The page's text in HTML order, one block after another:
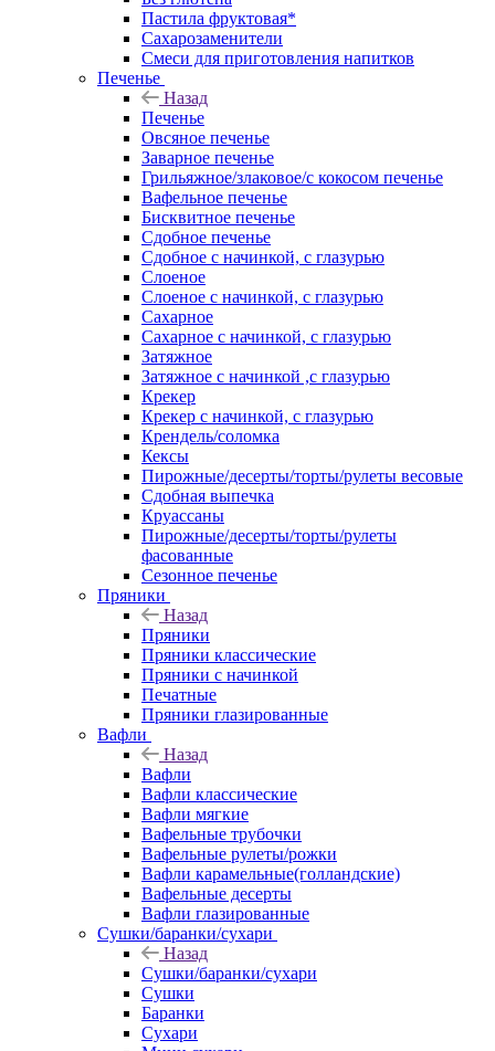
Пастила фруктовая*
Сахарозаменители
Смеси для приготовления напитков
Печенье
Назад
Печенье
Овсяное печенье
Заварное печенье
Грильяжное/злаковое/с кокосом печенье
Вафельное печенье
Бисквитное печенье
Сдобное печенье
Сдобное с начинкой, с глазурью
Слоеное
Слоеное с начинкой, с глазурью
Сахарное
Сахарное с начинкой, с глазурью
Затяжное
Затяжное с начинкой ,с глазурью
Крекер
Крекер с начинкой, с глазурью
Крендель/соломка
Кексы
Пирожные/десерты/торты/рулеты весовые
Сдобная выпечка
Круассаны
Пирожные/десерты/торты/рулеты
фасованные
Сезонное печенье
Пряники
Назад
Пряники
Пряники классические
Пряники с начинкой
Печатные
Пряники глазированные
Вафли
Назад
Вафли
Вафли классические
Вафли мягкие
Вафельные трубочки
Вафельные рулеты/рожки
Вафли карамельные(голландские)
Вафельные десерты
Вафли глазированные
Сушки/баранки/сухари
Назад
Сушки/баранки/сухари
Сушки
Баранки
Сухари